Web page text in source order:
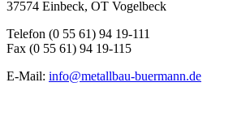
37574 Einbeck, OT Vogelbeck
Telefon (0 55 61) 94 19-111
Fax (0 55 61) 94 19-115
E-Mail: info@metallbau-buermann.de